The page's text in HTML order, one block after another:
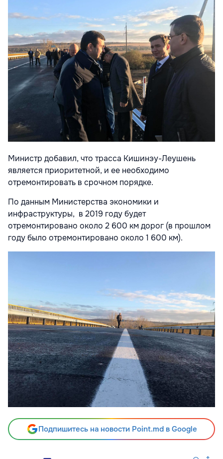
Министр добавил, что трасса Кишинэу-Леушень
является приоритетной, и ее необходимо
отремонтировать в срочном порядке.
По данным Министерства экономики и
инфраструктуры, в 2019 году будет
отремонтировано около 2 600 км дорог (в прошлом
году было отремонтировано около 1 600 км).
Подпишитесь на новости Point.md в Google